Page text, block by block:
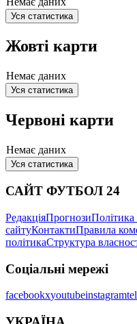
Уся статистика
Жовті карти
Немає даних
Уся статистика
Червоні карти
Немає даних
Уся статистика
САЙТ ФУТБОЛ 24
РедакціяПрогнозиПолітика
сайтуКонтактиПравила
політикаСтруктура
Соціальні мережі
facebookxyoutubeinstagram